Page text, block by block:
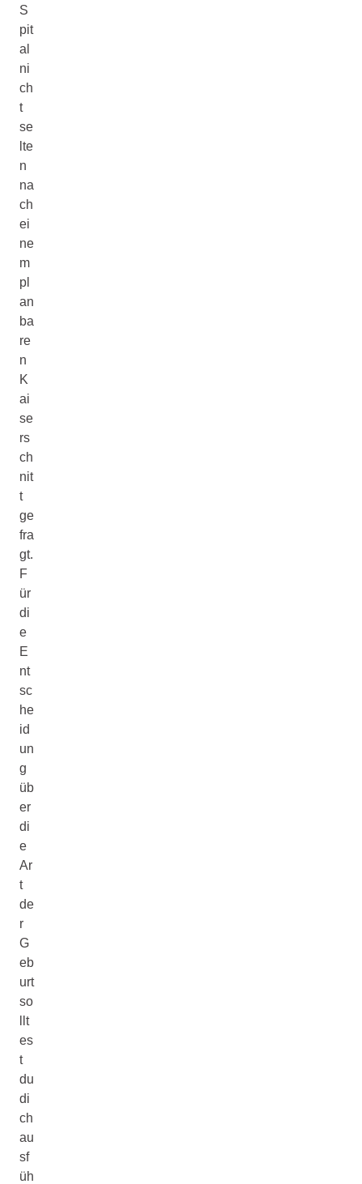
S
pit
al
ni
ch
t
se
lte
n
na
ch
ei
ne
m
pl
an
ba
re
n
K
ai
se
rs
ch
nit
t
ge
fra
gt.
F
ür
di
e
E
nt
sc
he
id
un
g
üb
er
di
e
Ar
t
de
r
G
eb
urt
so
llt
es
t
du
di
ch
au
sf
üh